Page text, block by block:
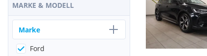
MARKE & MODELL
Marke
Ford